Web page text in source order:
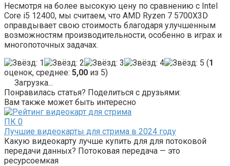
Несмотря на более высокую цену по сравнению с Intel
Core i5 12400, мы считаем, что AMD Ryzen 7 5700X3D
оправдывает свою стоимость благодаря улучшенным
возможностям производительности, особенно в играх и
многопоточных задачах.
(1
оценок, среднее: 5,00 из 5)
Загрузка...
Понравилась статья? Поделиться с друзьями:
Вам также может быть интересно
ПК 0
Лучшие видеокарты для стрима в 2024 году
Какую видеокарту лучше купить для для потоковой
передачи данных? Потоковая передача — это
ресурсоемкая